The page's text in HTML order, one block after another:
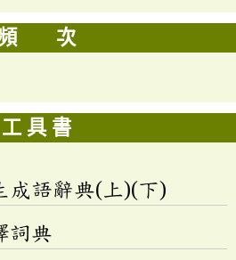
次
工 具 書
成語辭典(上)(下)
詞典